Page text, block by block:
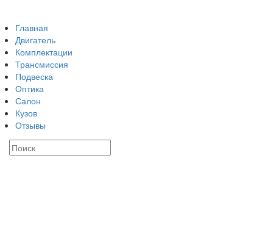
Главная
Двигатель
Комплектации
Трансмиссия
Подвеска
Оптика
Салон
Кузов
Отзывы